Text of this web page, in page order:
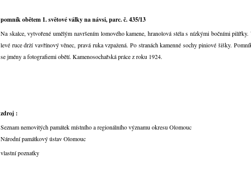
pomník obětem 1. světové války na návsi, parc. č. 435/13
Na skalce, vytvořené umělým navršením lomového kamene, hranolová stéla s nízkými bočními
levé ruce drží vavřínový věnec, pravá ruka vzpažená. Po stranách kamenné sochy piniové šišky.
se jmény a fotografiemi obětí. Kamenosochařská práce z roku 1924.
zdroj :
Seznam nemovitých památek místního a regionálního významu okresu Olomouc
Národní památkový ústav Olomouc
vlastní poznatky